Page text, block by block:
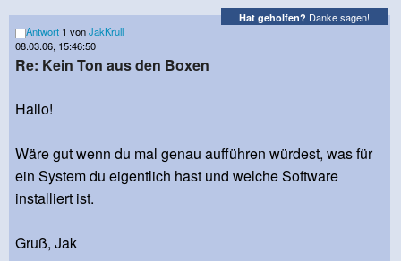
Hat geholfen? Danke sagen!
Antwort 1 vonJakKrull
08.03.06, 15:46:50
Re: Kein Ton aus den Boxen
Hallo!
Wäre gut wenn du mal genau aufführen würdest, was für
ein System du eigentlich hast und welche Software
installiert ist.
Gruß, Jak